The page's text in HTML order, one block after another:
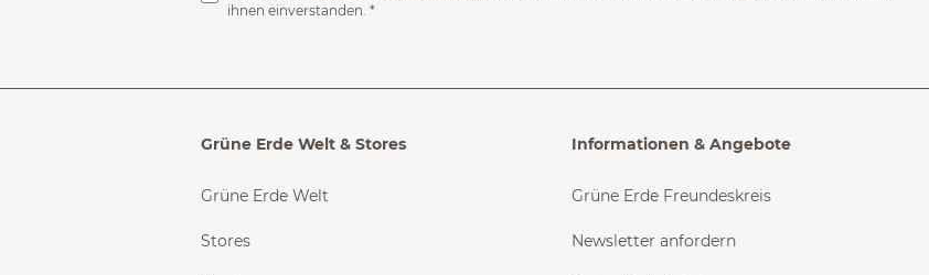
ihnen einverstanden. *
Grüne Erde Welt & Stores
Grüne Erde Welt
Stores
Informationen & Angebote
Grüne Erde Freundeskreis
Newsletter anfordern